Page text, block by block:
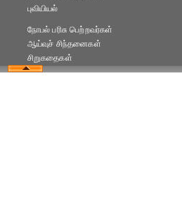
புவியியல்
நோபல் பரிசு‎ பெற்றவர்‎கள்
ஆய்வுச் சிந்தனைகள்
சிறுகதைகள்